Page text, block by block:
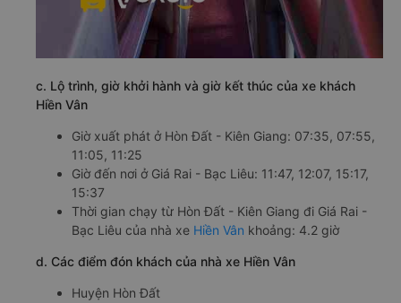
c. Lộ trình, giờ khởi hành và giờ kết thúc của xe khách
Hiền Vân
Giờ xuất phát ở Hòn Đất - Kiên Giang: 07:35, 07:55,
11:05, 11:25
Giờ đến nơi ở Giá Rai - Bạc Liêu: 11:47, 12:07, 15:17,
15:37
Thời gian chạy từ Hòn Đất - Kiên Giang đi Giá Rai -
Bạc Liêu của nhà xe Hiền Vân khoảng: 4.2 giờ
d. Các điểm đón khách của nhà xe Hiền Vân
Huyện Hòn Đất